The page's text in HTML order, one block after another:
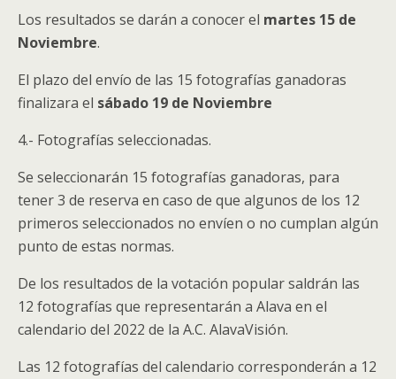
Los resultados se darán a conocer el martes 15 de
Noviembre.
El plazo del envío de las 15 fotografías ganadoras
finalizara el sábado 19 de Noviembre
4.- Fotografías seleccionadas.
Se seleccionarán 15 fotografías ganadoras, para
tener 3 de reserva en caso de que algunos de los 12
primeros seleccionados no envíen o no cumplan algún
punto de estas normas.
De los resultados de la votación popular saldrán las
12 fotografías que representarán a Alava en el
calendario del 2022 de la A.C. AlavaVisión.
Las 12 fotografías del calendario corresponderán a 12